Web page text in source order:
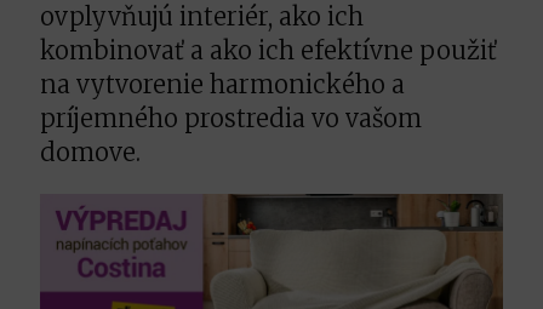
ovplyvňujú interiér, ako ich
kombinovať a ako ich efektívne použiť
na vytvorenie harmonického a
príjemného prostredia vo vašom
domove.